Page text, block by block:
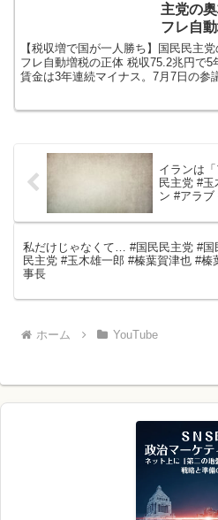
主党の
フレ自
【税収増で国が一人勝ち】国民民主
フレ自動増税の正体 税収75.2兆円で
賃金は3年連続マイナス。7月7日の参
イランは
民主党 #
ン #アラ
私だけじゃなくて… #国民民主党 #国民
民主党 #玉木雄一郎 #榛葉賀津也 #榛
事長
ホーム YouTube